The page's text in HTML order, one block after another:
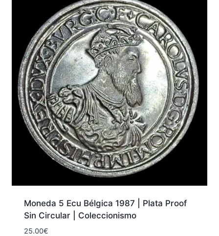
Moneda 5 Ecu Bélgica 1987 | Plata Proof
Sin Circular | Coleccionismo
25.00€